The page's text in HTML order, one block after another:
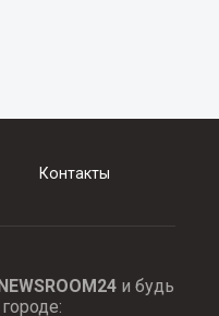
Контакты
и будь